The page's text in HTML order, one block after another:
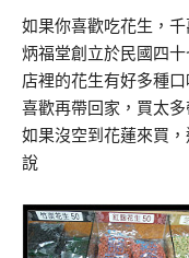
如果你喜歡吃花生，
炳福堂創立於民國四
店裡的花生有好多種
喜歡再帶回家，買太
如果沒空到花蓮來買
說